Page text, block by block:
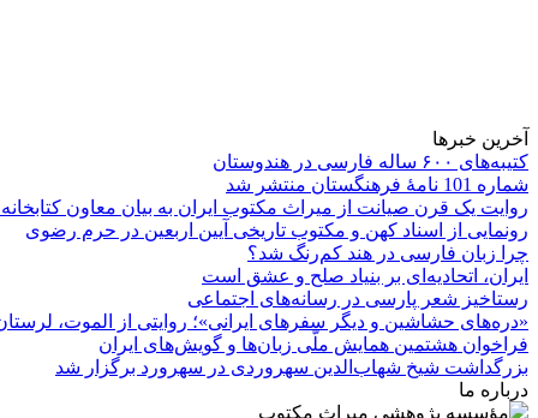
آخرین خبرها
کتیبه‌های ۶۰۰ ساله فارسی در هندوستان
شماره 101 نامۀ فرهنگستان منتشر شد
روایت یک قرن صیانت از میراث مکتوب ایران به بیان معاون
رونمایی از اسناد کهن و مکتوب تاریخی آیین اربعین در حرم رضوی
چرا زبان فارسی در هند کم‌رنگ شد؟
ایران، اتحادیه‌ای بر بنیاد صلح و عشق است
رستاخیز شعر پارسی در رسانه‌های اجتماعی
«دره‌های حشاشین و دیگر سفرهای ایرانی»؛ روایتی از الموت، لرستان
فراخوان هشتمین همایش ملّی زبان‌ها و گویش‌های ایران
بزرگداشت شیخ شهاب‌الدین سهروردی در سهرورد برگزار شد
درباره ما